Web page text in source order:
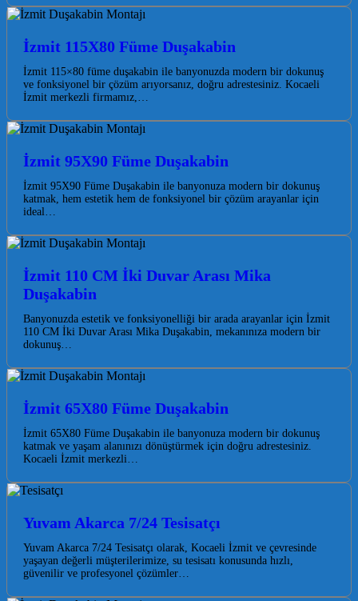
İzmit 115X80 Füme Duşakabin
İzmit 115×80 füme duşakabin ile banyonuzda modern bir dokunuş
ve fonksiyonel bir çözüm arıyorsanız, doğru adrestesiniz. Kocaeli
İzmit merkezli firmamız,…
İzmit 95X90 Füme Duşakabin
İzmit 95X90 Füme Duşakabin ile banyonuza modern bir dokunuş
katmak, hem estetik hem de fonksiyonel bir çözüm arayanlar için
ideal…
İzmit 110 CM İki Duvar Arası Mika
Duşakabin
Banyonuzda estetik ve fonksiyonelliği bir arada arayanlar için İzmit
110 CM İki Duvar Arası Mika Duşakabin, mekanınıza modern bir
dokunuş…
İzmit 65X80 Füme Duşakabin
İzmit 65X80 Füme Duşakabin ile banyonuza modern bir dokunuş
katmak ve yaşam alanınızı dönüştürmek için doğru adrestesiniz.
Kocaeli İzmit merkezli…
Yuvam Akarca 7/24 Tesisatçı
Yuvam Akarca 7/24 Tesisatçı olarak, Kocaeli İzmit ve çevresinde
yaşayan değerli müşterilerimize, su tesisatı konusunda hızlı,
güvenilir ve profesyonel çözümler…